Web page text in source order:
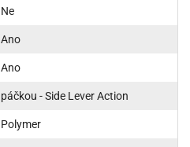
Ne
Ano
Ano
páčkou - Side Lever Action
Polymer